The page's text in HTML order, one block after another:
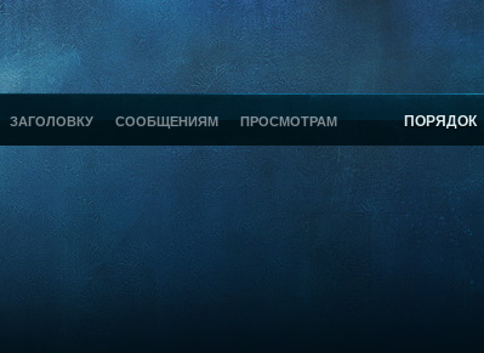
ЗАГОЛОВКУ СООБЩЕНИЯМ ПРОСМОТРАМ ПОРЯДОК